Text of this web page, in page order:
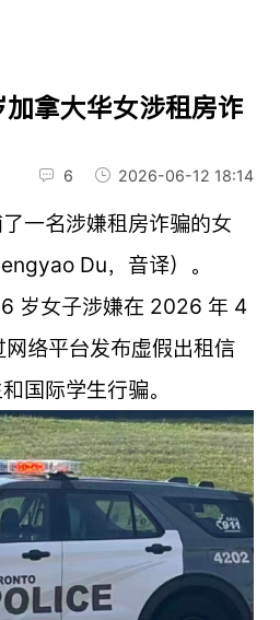
拿大华女涉租房诈
6 2026-06-12 18:14
一名涉嫌租房诈骗的女
Du，音译）。
岁女子涉嫌在 2026 年 4
络平台发布虚假出租信
国际学生行骗。